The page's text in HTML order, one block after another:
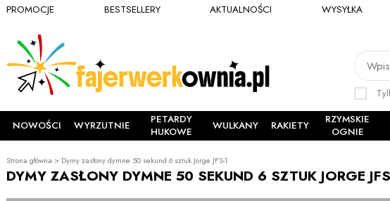
PROMOCJE BESTSELLERY AKTUALNOŚCI WYSYŁKA
NOWOŚCI WYRZUTNIE
PETARDY
HUKOWE
WULKANY RAKIETY
RZYMSKIE
OGNIE
Strona główna > Dymy zasłony dymne 50 sekund 6 sztuk Jorge JFS-1
DYMY ZASŁONY DYMNE 50 SEKUND 6 SZTUK JORGE